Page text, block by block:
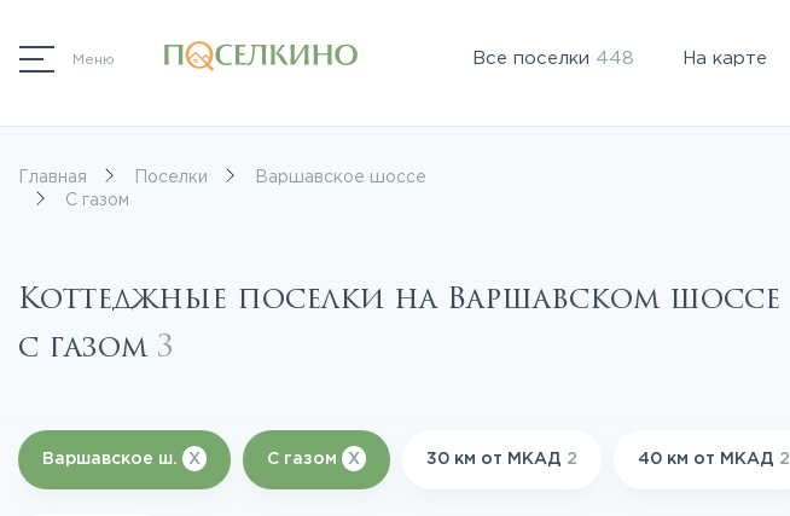
Меню Все поселки 448 На карте
Главная Поселки
Варшавское шоссе
С газом
Коттеджные поселки на Варшавском шоссе
с газом 3
Варшавское ш. X С газом X 30 км от МКАД 2 40 км от МКАД 2